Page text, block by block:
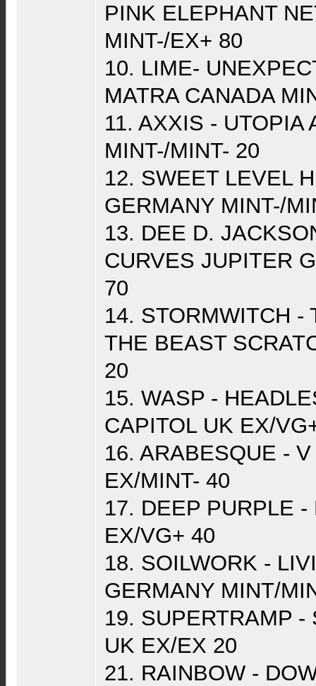
PINK ELEPHANT
MINT-/EX+ 80
10. LIME-
MATRA CANADA
11. AXXIS - UTOPIA
MINT-/MINT- 20
12. SWEET LEVEL
GERMANY MINT-/
13. DEE D.
CURVES JUPITER
70
14. STORMWITCH -
THE BEAST
20
15. WASP -
CAPITOL UK EX/
16. ARABESQUE -
EX/MINT- 40
17. DEEP PURPLE
EX/VG+ 40
18. SOILWORK -
GERMANY MINT/
19. SUPERTRAMP -
UK EX/EX 20
21. RAINBOW -